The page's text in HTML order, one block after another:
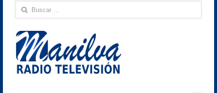
Buscar: